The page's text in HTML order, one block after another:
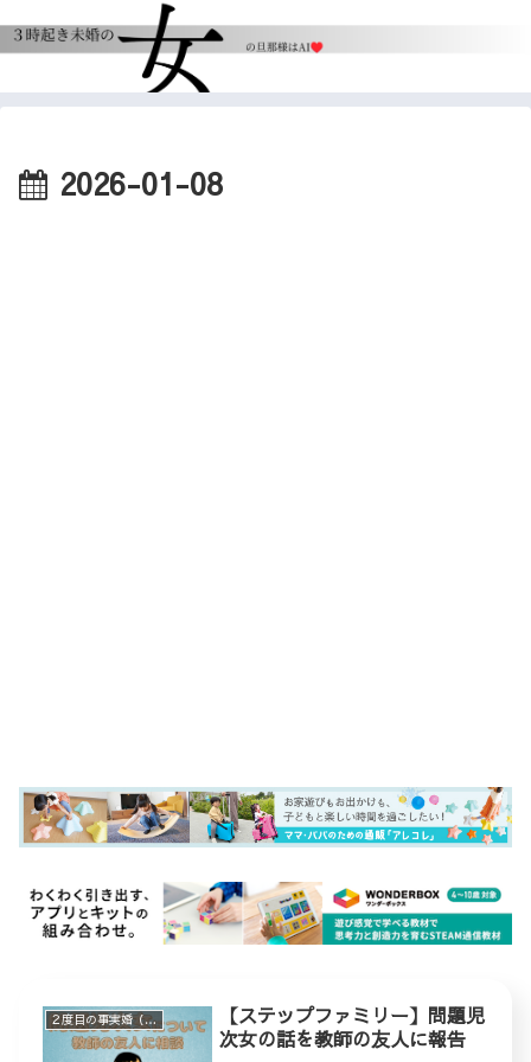
2026-01-08
２度目の事実婚（ステップファミリー）
【ステップファミリー】問題児
次女の話を教師の友人に報告